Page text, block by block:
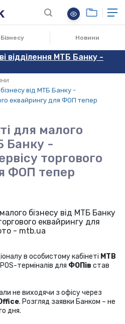
Бізнесу Новини
відділення МТБ Банку -
від МТБ Банку -
еквайрингу для ФОП тепер
для малого
Банку -
торгового
ФОП тепер
11.11.2024
в особистому кабінеті МТВ
терміналів для ФОПів став
не виходячи з офісу через
. Розгляд заявки Банком – не
дня.